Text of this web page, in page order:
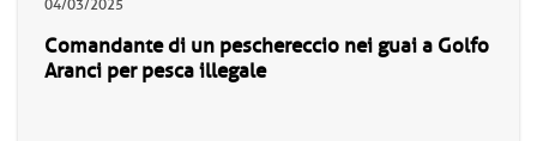
04/03/2025
Comandante di un peschereccio nei guai a Golfo
Aranci per pesca illegale